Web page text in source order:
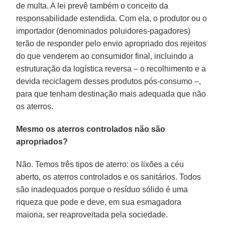
de multa. A lei prevê também o conceito da
responsabilidade estendida. Com ela, o produtor ou o
importador (denominados poluidores-pagadores)
terão de responder pelo envio apropriado dos rejeitos
do que venderem ao consumidor final, incluindo a
estruturação da logística reversa – o recolhimento e a
devida reciclagem desses produtos pós-consumo –,
para que tenham destinação mais adequada que não
os aterros.
Mesmo os aterros controlados não são
apropriados?
Não. Temos três tipos de aterro: os lixões a céu
aberto, os aterros controlados e os sanitários. Todos
são inadequados porque o resíduo sólido é uma
riqueza que pode e deve, em sua esmagadora
maioria, ser reaproveitada pela sociedade.